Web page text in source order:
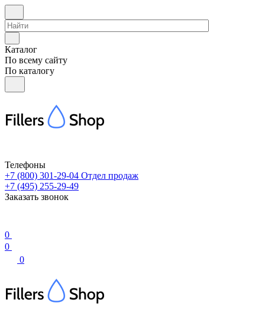
Каталог
По всему сайту
По каталогу
Телефоны
+7 (800) 301-29-04 Отдел продаж
+7 (495) 255-29-49
Заказать звонок
0
0
0